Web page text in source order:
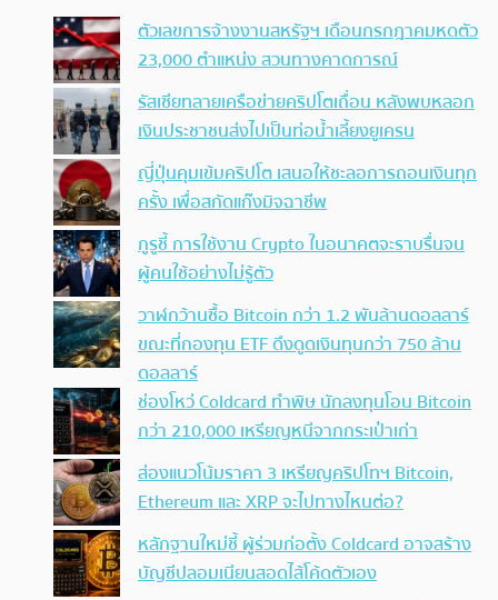
ตัวเลขการจ้างงานสหรัฐฯ เดือนกรกฎาคมหดตัว
23,000 ตำแหน่ง สวนทางคาดการณ์
รัสเซียทลายเครือข่ายคริปโตเถื่อน หลังพบหลอก
เงินประชาชนส่งไปเป็นท่อน้ำเลี้ยงยูเครน
ญี่ปุ่นคุมเข้มคริปโต เสนอให้ชะลอการถอนเงินทุก
ครั้ง เพื่อสกัดแก๊งมิจฉาชีพ
กูรูชี้ การใช้งาน Crypto ในอนาคตจะราบรื่นจน
ผู้คนใช้อย่างไม่รู้ตัว
วาฬกว้านซื้อ Bitcoin กว่า 1.2 พันล้านดอลลาร์
ขณะที่กองทุน ETF ดึงดูดเงินทุนกว่า 750 ล้าน
ดอลลาร์
ช่องโหว่ Coldcard ทำพิษ นักลงทุนโอน Bitcoin
กว่า 210,000 เหรียญหนีจากกระเป๋าเก่า
ส่องแนวโน้มราคา 3 เหรียญคริปโทฯ Bitcoin,
Ethereum และ XRP จะไปทางไหนต่อ?
หลักฐานใหม่ชี้ ผู้ร่วมก่อตั้ง Coldcard อาจสร้าง
บัญชีปลอมเนียนสอดไส้โค้ดตัวเอง